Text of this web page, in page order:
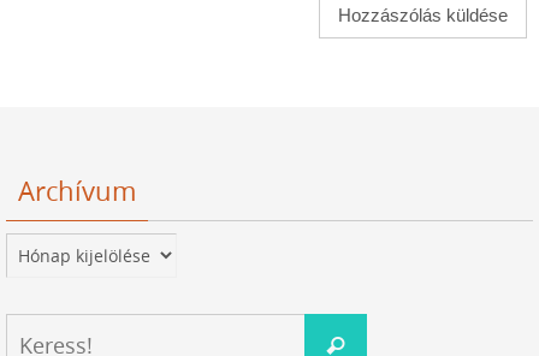
Archívum
Archívum
Keress!